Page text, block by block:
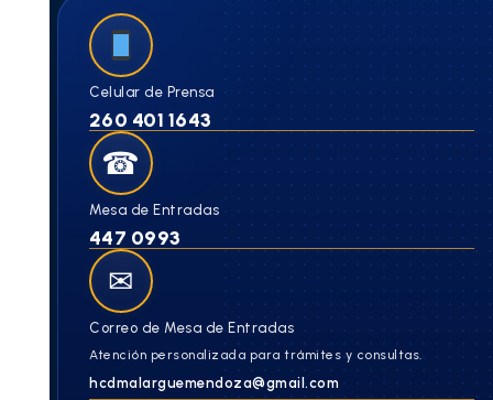
Celular de Prensa
260 401 1643
☎
Mesa de Entradas
447 0993
✉
Correo de Mesa de Entradas
Atención personalizada para trámites y consultas.
hcdmalarguemendoza@gmail.com